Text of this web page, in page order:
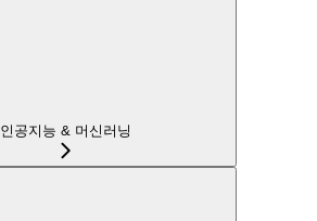
인공지능 & 머신러닝